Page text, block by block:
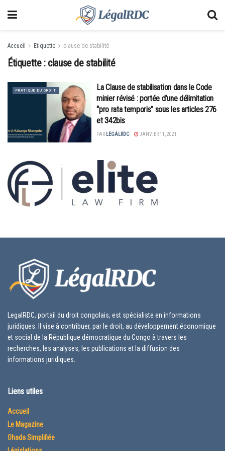
Accueil Etiquette clause de stabilité
Étiquette : clause de stabilité
PRATIQUE DU DROIT
La Clause de stabilisation dans le Code
minier révisé : portée d’une délimitation
“pro rata temporis” sous les articles 276
et 342bis
PAR LEGALRDC JANVIER 11, 2021
LegalRDC, portail du droit congolais, est spécialiste en informations
juridiques. Il vise à contribuer, par le droit, au développement économique
et social de la République démocratique du Congo à travers les
recherches, les analyses, les publications et la diffusion des
informations juridiques.
Liens utiles
Accueil
Le Magazine
Ohada Simplifiée